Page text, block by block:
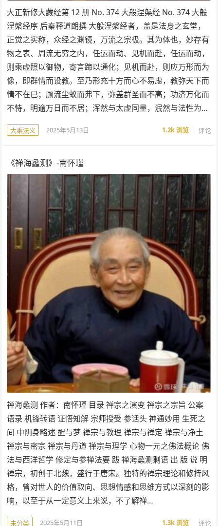
大正新修大藏经第 12 册 No. 374 大般涅槃经 No. 374 大般
涅槃经序 后秦释道朗撰 大般涅槃经者，盖是法身之玄堂，
正觉之实称，众经之渊镜，万流之宗极。其为体也，妙存有
物之表、周流无穷之内，任运而动、见机而赴，任运而动，
则乘虚照以御物，寄言蹄以通化；见机而赴，则应万形而为
像，即群情而设教。至乃形充十方而心不易虑，教弥天下而
情不在已；厕流尘蚁而弗下，弥盖群圣而不高；功济万化而
不恃，明逾万日而不居；浑然与太虚同量，泯然与法性为…
大乘法义 2025年5月13日 1.2k浏览 评论
《禅海蠡测》-南怀瑾
禅海蠡测 作者：南怀瑾 目录 禅宗之演变 禅宗之宗旨 公案
语录 机锋转语 证悟知解 宗师授受 参话头 神通妙用 生死之
间 中阴身略述 醒与梦 禅宗与教理 禅宗与禅定 禅宗与净土
禅宗与密宗 禅宗与丹道 禅宗与理学 心物一元之佛法概论 佛
法与西洋哲学 修定与参禅法要 跋 禅海蠡测剩语 出 版 说 明
禅宗，初创于北魏，盛行于唐宋。独特的禅宗理论和修持风
格，曾对世人的价值取向、思想情感和思维方式以深刻的影
响，以至于从一定意义上来说，不了解禅…
未分类 2025年5月11日 1.3k浏览 评论